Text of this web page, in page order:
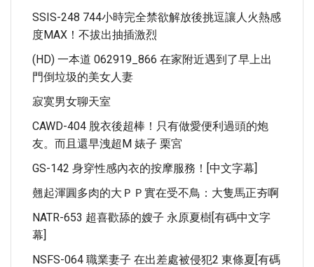
SSIS-248 744小時完全禁欲解放後挑逗讓人火熱感
度MAX！不拔出抽插激烈
(HD) 一本道 062919_866 在家附近遇到了早上出
門倒垃圾的美女人妻
寂寞男女聊天室
CAWD-404 脫衣後超棒！只有做愛便利過頭的炮
友。而且還早洩超M 婊子 栗宮
GS-142 身穿性感內衣的按摩服務！[中文字幕]
翹起渾圓多肉的大ＰＰ實在受不鳥：大隻馬正夯啊
NATR-653 超喜歡舔的嫂子 永原夏樹[有碼中文字
幕]
NSFS-064 職業妻子 在出差處被侵犯2 東條夏[有碼